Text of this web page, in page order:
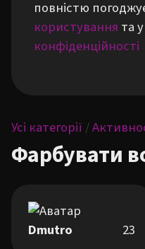
повністю
користування та
конфіденційності
Усі категорії /
Фарбувати
Dmutro 23